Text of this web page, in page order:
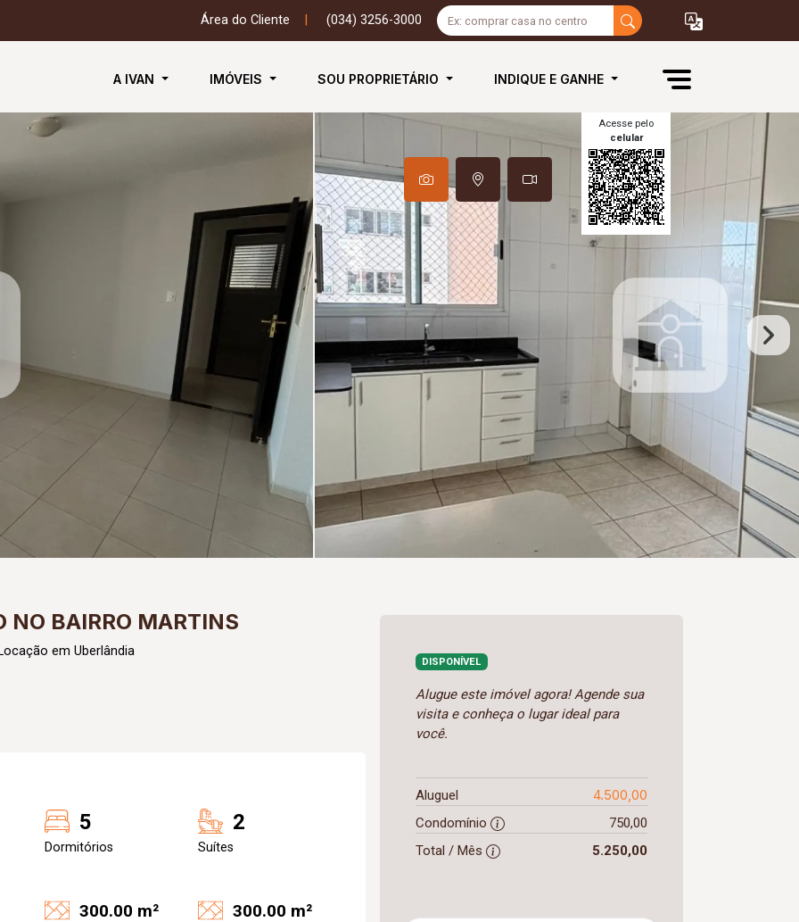
Área do Cliente (034) 3256-3000
A IVAN IMÓVEIS SOU PROPRIETÁRIO INDIQUE E GANHE
Acesse pelo
celular
NO BAIRRO MARTINS
em Uberlândia
5
Dormitórios
2
Suítes
300.00 m² 300.00 m²
DISPONÍVEL
Alugue este imóvel agora! Agende sua
visita e conheça o lugar ideal para
você.
Aluguel 4.500,00
Condomínio
750,00
Total / Mês
5.250,00